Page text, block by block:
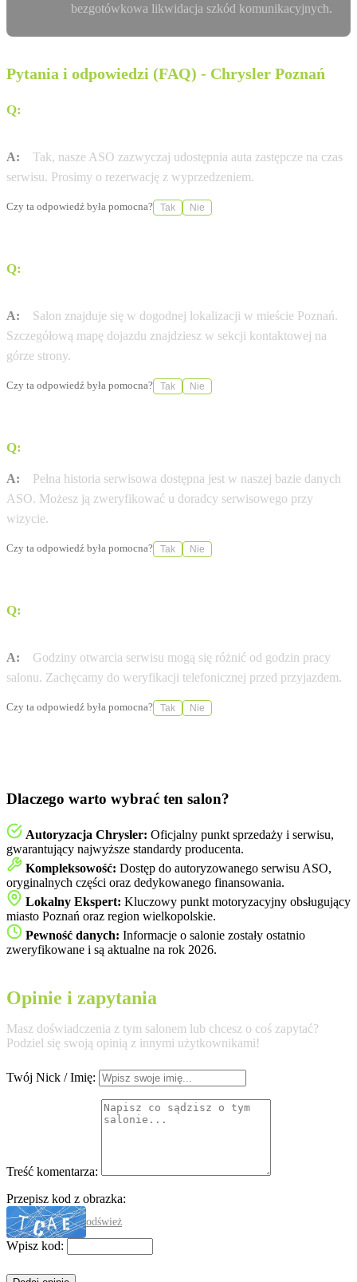
bezgotówkowa likwidacja szkód komunikacyjnych.
Pytania i odpowiedzi (FAQ) - Chrysler Poznań
Q:
A:
Tak, nasze ASO zazwyczaj udostępnia auta zastępcze na czas
serwisu. Prosimy o rezerwację z wyprzedzeniem.
Czy ta odpowiedź była pomocna? Tak Nie
Q:
A:
Salon znajduje się w dogodnej lokalizacji w mieście Poznań.
Szczegółową mapę dojazdu znajdziesz w sekcji kontaktowej na
górze strony.
Czy ta odpowiedź była pomocna? Tak Nie
Q:
A:
Pełna historia serwisowa dostępna jest w naszej bazie danych
ASO. Możesz ją zweryfikować u doradcy serwisowego przy
wizycie.
Czy ta odpowiedź była pomocna? Tak Nie
Q:
A:
Godziny otwarcia serwisu mogą się różnić od godzin pracy
salonu. Zachęcamy do weryfikacji telefonicznej przed przyjazdem.
Czy ta odpowiedź była pomocna? Tak Nie
Dlaczego warto wybrać ten salon?
Autoryzacja Chrysler: Oficjalny punkt sprzedaży i serwisu,
gwarantujący najwyższe standardy producenta.
Kompleksowość: Dostęp do autoryzowanego serwisu ASO,
oryginalnych części oraz dedykowanego finansowania.
Lokalny Ekspert: Kluczowy punkt motoryzacyjny obsługujący
miasto Poznań oraz region wielkopolskie.
Pewność danych: Informacje o salonie zostały ostatnio
zweryfikowane i są aktualne na rok 2026.
Opinie i zapytania
Masz doświadczenia z tym salonem lub chcesz o coś zapytać?
Podziel się swoją opinią z innymi użytkownikami!
Twój Nick / Imię:
Treść komentarza:
Przepisz kod z obrazka:
odśwież
Wpisz kod: